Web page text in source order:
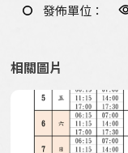
發佈單位：
相關圖片